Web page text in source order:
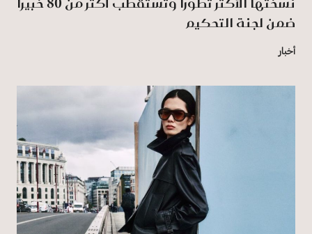
ضمن لجنة التحكيم
أخبار